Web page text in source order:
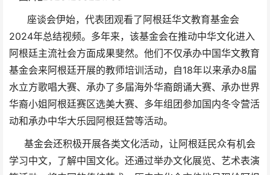
座谈会伊始，代表团观看了阿根廷华文教育基金会
2024年总结视频。多年来，该基金会在推动中华文化进入
阿根廷主流社会方面成果斐然。他们不仅承办中国华文教育
基金会来阿根廷开展的教师培训活动，自18年以来承办8届
水立方歌唱大赛、承办了多届海外华裔朗诵大赛、承办世界
华裔小姐阿根廷赛区选美大赛、多年组团参加国内冬令营活
动和承办中华大乐园阿根廷营等活动。
基金会还积极开展各类文化活动，让阿根廷民众有机会
学习中文，了解中国文化。还通过举办文化展览、艺术表演